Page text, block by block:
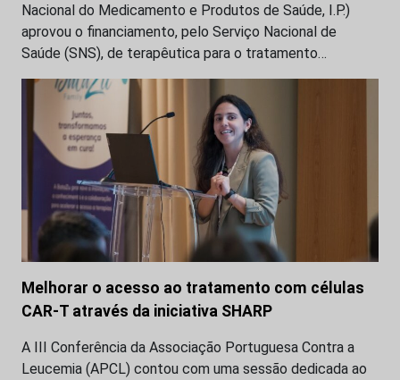
Nacional do Medicamento e Produtos de Saúde, I.P.)
aprovou o financiamento, pelo Serviço Nacional de
Saúde (SNS), de terapêutica para o tratamento…
Melhorar o acesso ao tratamento com células
CAR-T através da iniciativa SHARP
A III Conferência da Associação Portuguesa Contra a
Leucemia (APCL) contou com uma sessão dedicada ao